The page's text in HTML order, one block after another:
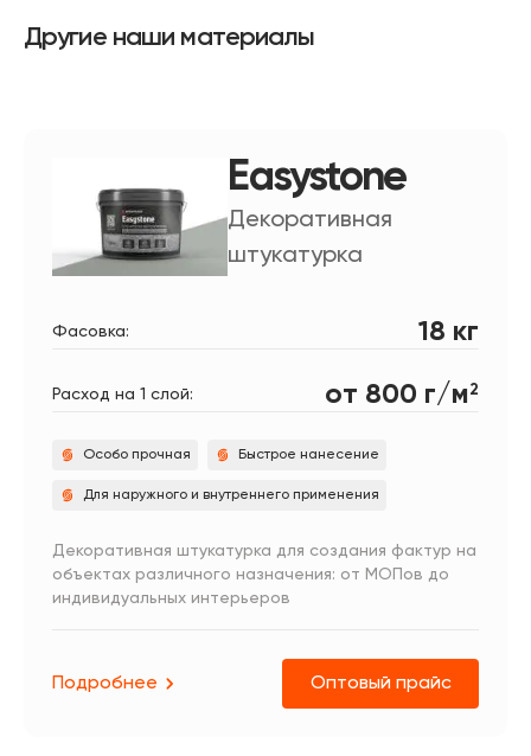
Другие наши материалы
Easystone
Декоративная
штукатурка
Фасовка: 18 кг
Расход на 1 слой: от 800 г/м 2
Особо прочная Быстрое нанесение
Для наружного и внутреннего применения
Декоративная штукатурка для создания фактур на
объектах различного назначения: от МОПов до
индивидуальных интерьеров
Подробнее Оптовый прайс